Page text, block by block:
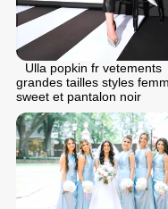
Ulla popkin fr vetements
grandes tailles styles
sweet et pantalon noir